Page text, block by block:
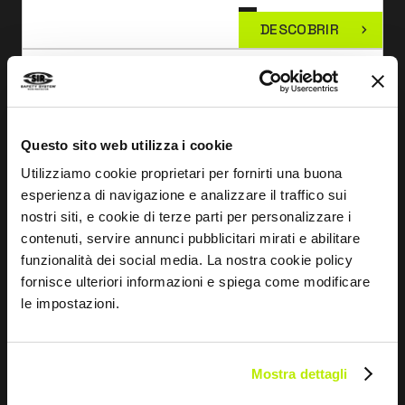
Questo sito web utilizza i cookie
Utilizziamo cookie proprietari per fornirti una buona
esperienza di navigazione e analizzare il traffico sui
nostri siti, e cookie di terze parti per personalizzare i
contenuti, servire annunci pubblicitari mirati e abilitare
funzionalità dei social media. La nostra cookie policy
fornisce ulteriori informazioni e spiega come modificare
le impostazioni.
Mostra dettagli
DESCOBRIR
CORDÃO DE KERNMANTEL
FD1571